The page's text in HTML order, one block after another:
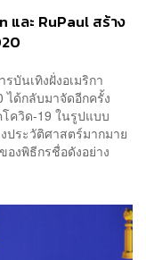
และ RuPaul สร้าง
บันเทิงฝั่งอเมริกา
ได้กลับมาจัดอีกครั้ง
ควิด-19 ในรูปแบบ
ประวัติศาสตร์มากมาย
งพิธีกรชื่อดังอย่าง